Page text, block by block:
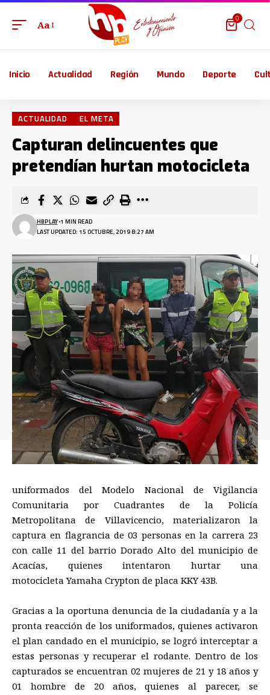
Aa
0
Inicio Actualidad Región Mundo Deporte
ACTUALIDAD EL META
Capturan delincuentes que
pretendían hurtan motocicleta
LAST UPDATED: 15 OCTUBRE, 2019 8:27 AM
HBPLAY 1 MIN READ
uniformados del Modelo Nacional de Vigilancia
Comunitaria por Cuadrantes de la Policía
Metropolitana de Villavicencio, materializaron la
captura en flagrancia de 03 personas en la carrera 23
con calle 11 del barrio Dorado Alto del municipio de
Acacías, quienes intentaron hurtar una
motocicleta Yamaha Crypton de placa KKY 43B.
Gracias a la oportuna denuncia de la ciudadanía y a la
pronta reacción de los uniformados, quienes activaron
el plan candado en el municipio, se logró interceptar a
estas personas y recuperar el rodante. Dentro de los
capturados se encuentran 02 mujeres de 21 y 18 años y
01 hombre de 20 años, quienes al parecer, se